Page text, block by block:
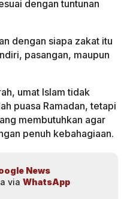
dengan tuntunan
dengan siapa zakat itu
pasangan, maupun
umat Islam tidak
puasa Ramadan, tetapi
membutuhkan agar
penuh kebahagiaan.
News
via WhatsApp